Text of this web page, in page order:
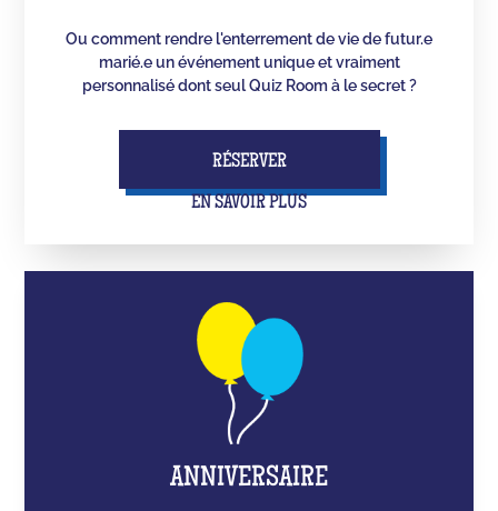
Ou comment rendre l'enterrement de vie de futur.e
marié.e un événement unique et vraiment
personnalisé dont seul Quiz Room à le secret ?
RÉSERVER
EN SAVOIR PLUS
ANNIVERSAIRE